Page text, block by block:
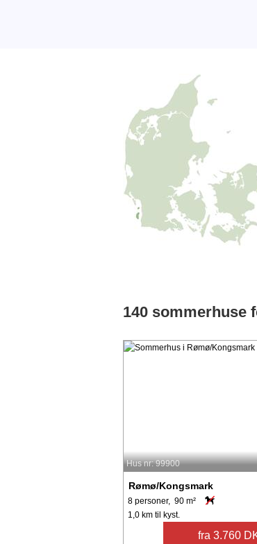
140 sommerhuse
Hus nr: 99900
Rømø/Kongsmark
8 personer, 90 m²
1,0 km til kyst.
fra 3.760